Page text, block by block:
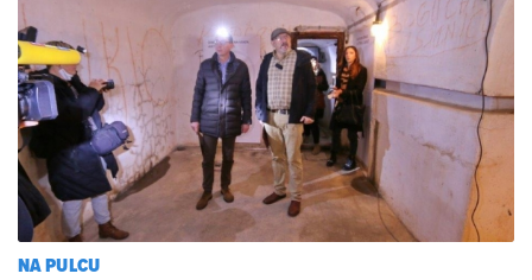
NA PULCU